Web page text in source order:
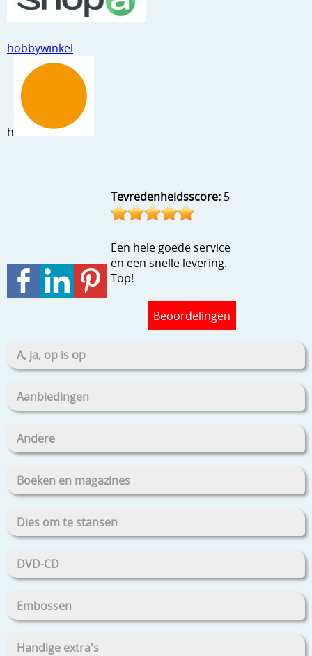
Snijmaterialen
Speciaal papier
Stans machine en embossing machines
Stempels en zo
hobbywinkel
h
Tevredenheidsscore: 5
Een hele goede service
en een snelle levering.
Top!
Beoordelingen
A, ja, op is op
Aanbiedingen
Andere
Boeken en magazines
Dies om te stansen
DVD-CD
Embossen
Handige extra's